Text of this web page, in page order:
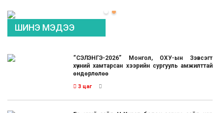
ШИНЭ МЭДЭЭ
“СЭЛЭНГЭ-2026” Монгол, ОХУ-ын Зэвсэгт
хүчний хамтарсан хээрийн сургууль амжилттай
өндөрлөлөө
3 цаг